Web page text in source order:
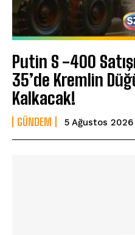
Putin S -400
35’de Kremlin
Kalkacak!
GÜNDEM 5 Ağustos 2026